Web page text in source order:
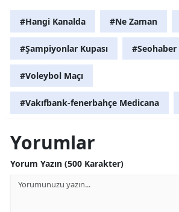
#Hangi Kanalda #Ne Zaman
#Şampiyonlar Kupası #Seohaber
#Voleybol Maçı
#Vakıfbank-fenerbahçe Medicana
Yorumlar
Yorum Yazın (500 Karakter)